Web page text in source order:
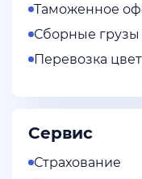
Таможенное
Сборные грузы
Перевозка
Сервис
Страхование